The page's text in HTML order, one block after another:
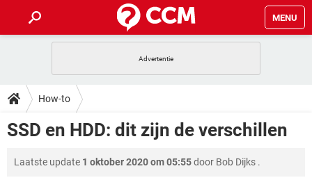
MENU
INSTAGRAM
NETFLIX CORONAVIRUS
HOW-TO
VIDEOBELLEN
INSTAGRAM WINDOWS 10
NETFLIX CORONAVIRUS
DOWNLOADS
FORUM
How-to
SSD en HDD: dit zijn de verschillen
Laatste update 1 oktober 2020 om 05:55door Bob Dijks .